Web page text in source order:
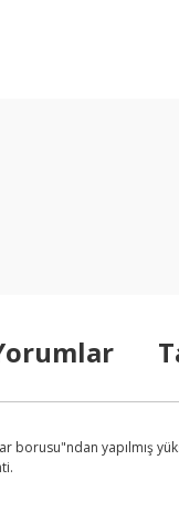
borusu"ndan yapılmış